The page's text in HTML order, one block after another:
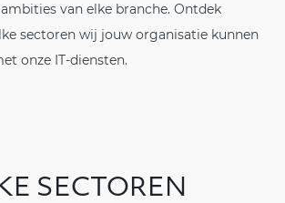
van elke branche. Ontdek
sectoren wij jouw organisatie kunnen
onze IT-diensten.
SECTOREN